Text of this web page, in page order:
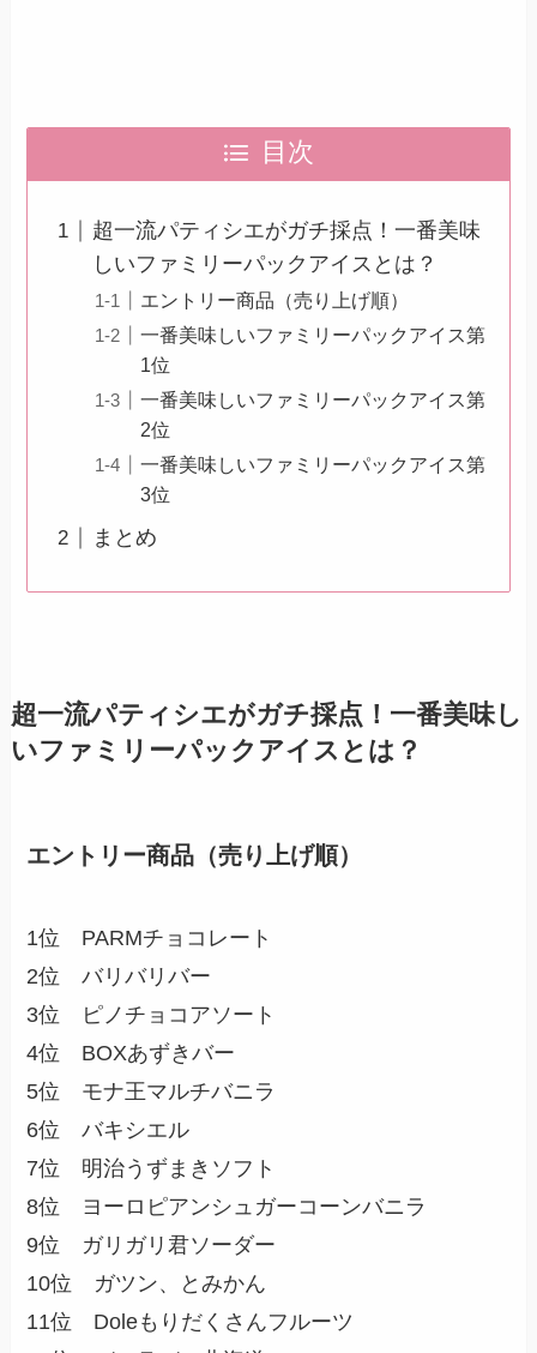
目次
超一流パティシエがガチ採点！一番美味
しいファミリーパックアイスとは？
エントリー商品（売り上げ順）
一番美味しいファミリーパックアイス第
1位
一番美味しいファミリーパックアイス第
2位
一番美味しいファミリーパックアイス第
3位
まとめ
超一流パティシエがガチ採点！一番美味し
いファミリーパックアイスとは？
エントリー商品（売り上げ順）
1位 PARMチョコレート
2位 バリバリバー
3位 ピノチョコアソート
4位 BOXあずきバー
5位 モナ王マルチバニラ
6位 バキシエル
7位 明治うずまきソフト
8位 ヨーロピアンシュガーコーンバニラ
9位 ガリガリ君ソーダー
10位 ガツン、とみかん
11位 Doleもりだくさんフルーツ